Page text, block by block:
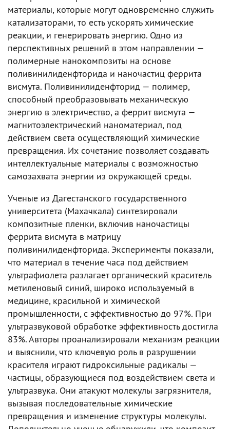
материалы, которые могут одновременно служить
катализаторами, то есть ускорять химические
реакции, и генерировать энергию. Одно из
перспективных решений в этом направлении —
полимерные нанокомпозиты на основе
поливинилиденфторида и наночастиц феррита
висмута. Поливинилиденфторид — полимер,
способный преобразовывать механическую
энергию в электричество, а феррит висмута —
магнитоэлектрический наноматериал, под
действием света осуществляющий химические
превращения. Их сочетание позволяет создавать
интеллектуальные материалы с возможностью
самозахвата энергии из окружающей среды.
Ученые из Дагестанского государственного
университета (Махачкала) синтезировали
композитные пленки, включив наночастицы
феррита висмута в матрицу
поливинилиденфторида. Эксперименты показали,
что материал в течение часа под действием
ультрафиолета разлагает органический краситель
метиленовый синий, широко используемый в
медицине, красильной и химической
промышленности, с эффективностью до 97%. При
ультразвуковой обработке эффективность достигла
83%. Авторы проанализировали механизм реакции
и выяснили, что ключевую роль в разрушении
красителя играют гидроксильные радикалы —
частицы, образующиеся под воздействием света и
ультразвука. Они атакуют молекулы загрязнителя,
вызывая последовательные химические
превращения и изменение структуры молекулы.